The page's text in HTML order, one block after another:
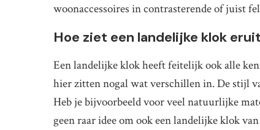
woonaccessoires in contrasterende of juist
Hoe ziet een landelijke klok
Een landelijke klok heeft feitelijk ook alle
hier zitten nogal wat verschillen in. De stijl
Heb je bijvoorbeeld voor veel natuurlijke
geen raar idee om ook een landelijke klok